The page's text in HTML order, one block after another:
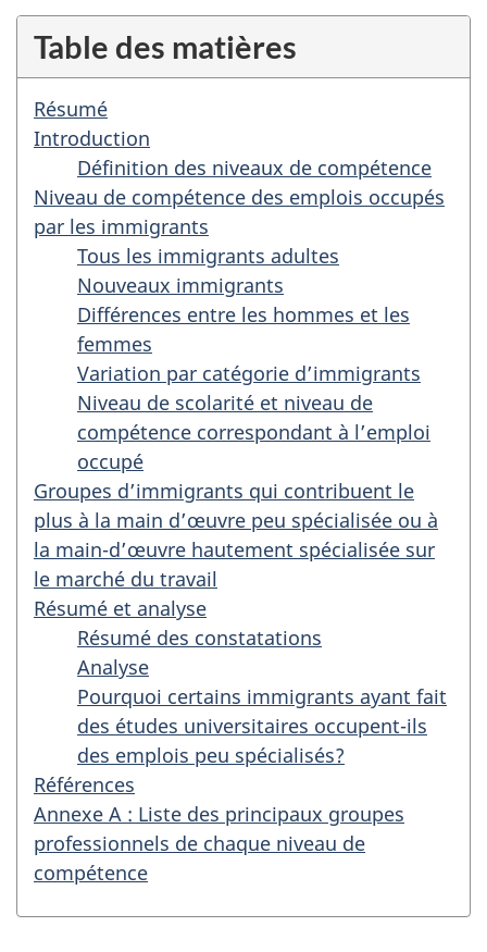
Table des matières
Résumé
Introduction
Définition des niveaux de compétence
Niveau de compétence des emplois occupés
par les immigrants
Tous les immigrants adultes
Nouveaux immigrants
Différences entre les hommes et les
femmes
Variation par catégorie d’immigrants
Niveau de scolarité et niveau de
compétence correspondant à l’emploi
occupé
Groupes d’immigrants qui contribuent le
plus à la main d’œuvre peu spécialisée ou à
la main-d’œuvre hautement spécialisée sur
le marché du travail
Résumé et analyse
Résumé des constatations
Analyse
Pourquoi certains immigrants ayant fait
des études universitaires occupent-ils
des emplois peu spécialisés?
Références
Annexe A : Liste des principaux groupes
professionnels de chaque niveau de
compétence